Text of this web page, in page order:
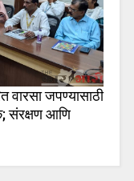
जपण्यासाठी
संरक्षण आणि